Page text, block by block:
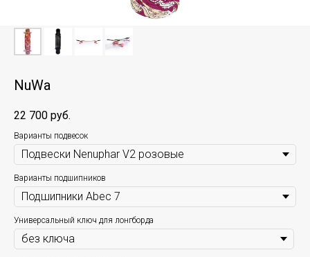
NuWa
22 700 руб.
Варианты подвесок
Варианты подшипников
Универсальный ключ для лонгборда